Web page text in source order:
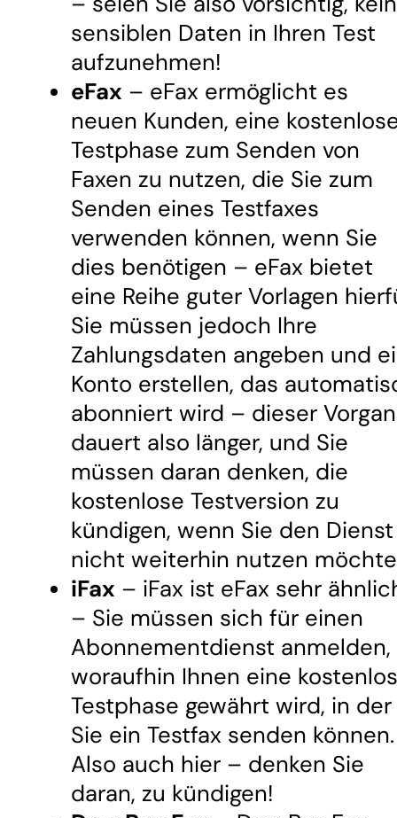
sensiblen Daten in Ihren Test
aufzunehmen!
eFax – eFax ermöglicht es
neuen Kunden, eine
Testphase zum Senden von
Faxen zu nutzen, die Sie zum
Senden eines Testfaxes
verwenden können, wenn Sie
dies benötigen – eFax bietet
eine Reihe guter Vorlagen
Sie müssen jedoch Ihre
Zahlungsdaten angeben und
Konto erstellen, das
abonniert wird – dieser
dauert also länger, und Sie
müssen daran denken, die
kostenlose Testversion zu
kündigen, wenn Sie den Dienst
nicht weiterhin nutzen
iFax – iFax ist eFax sehr
– Sie müssen sich für einen
Abonnementdienst anmelden,
woraufhin Ihnen eine
Testphase gewährt wird, in der
Sie ein Testfax senden können.
Also auch hier – denken Sie
daran, zu kündigen!